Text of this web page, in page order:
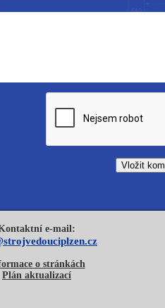
e-mail:
o stránkách
Plán aktualizací